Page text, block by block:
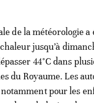
de la météorologie a
jusqu’à
44°C dans
du Royaume. Les
pour les